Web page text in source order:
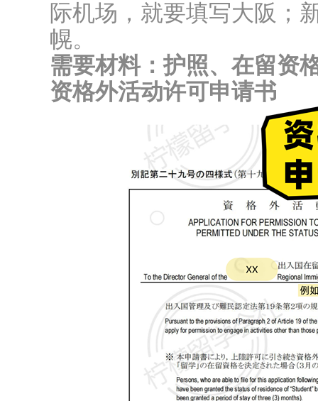
际机场，就要填写大阪；
幌。
需要材料：护照、在留资
资格外活动许可申请书